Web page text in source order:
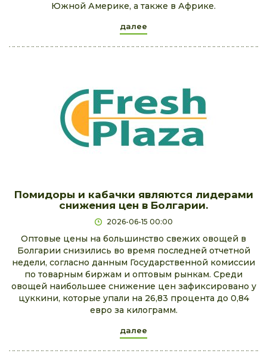
Южной Америке, а также в Африке.
далее
Помидоры и кабачки являются лидерами
снижения цен в Болгарии.
2026-06-15 00:00
Оптовые цены на большинство свежих овощей в
Болгарии снизились во время последней отчетной
недели, согласно данным Государственной комиссии
по товарным биржам и оптовым рынкам. Среди
овощей наибольшее снижение цен зафиксировано у
цуккини, которые упали на 26,83 процента до 0,84
евро за килограмм.
далее